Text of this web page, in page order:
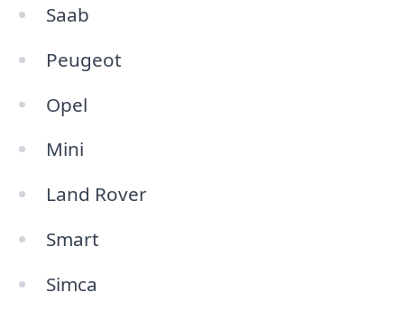
Saab
Peugeot
Opel
Mini
Land Rover
Smart
Simca